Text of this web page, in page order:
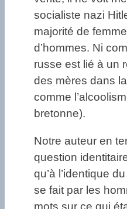
socialiste nazi
majorité de
d’hommes. Ni
russe est lié à un
des mères dans
comme
bretonne).
Notre auteur en
question
qu’à l’identique
se fait par les
mots sur ce qui